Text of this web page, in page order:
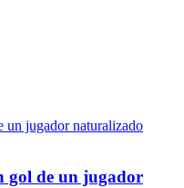
gol de un jugador